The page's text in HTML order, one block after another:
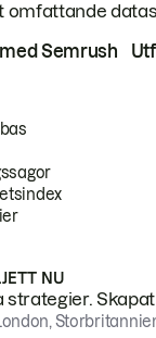
omfattande
Semrush
NU
strategier.